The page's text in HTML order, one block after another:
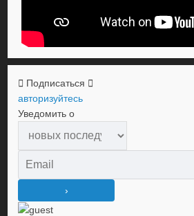
Подписаться
авторизуйтесь
Уведомить о